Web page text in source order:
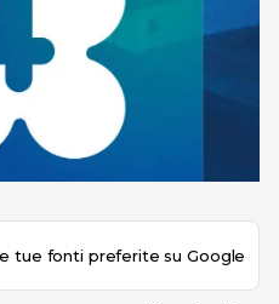
tue fonti preferite su Google